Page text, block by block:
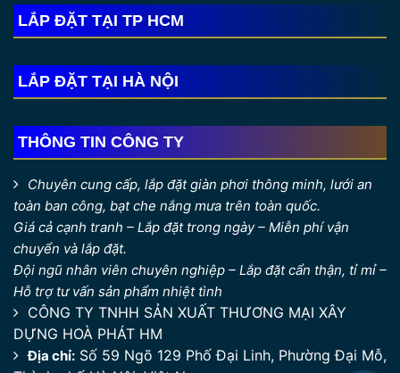
nhiều dòng sản phẩm khác.
đồng bạn đã có thể sử dụnggiàn phơi kéo ngang Duy
Lợichính hãng với nhiều tính năng tiện dụng. Đây có lẽ
hỏi một sản phẩm giá rẻ của thương hiệu lớn có chất
lượng tốt.
LẮP ĐẶT TẠI TP HCM
LẮP ĐẶT TẠI HÀ NỘI
THÔNG TIN CÔNG TY
Chuyên cung cấp, lắp đặt giàn phơi thông minh, lưới an
toàn ban công, bạt che nắng mưa trên toàn quốc.
Giá cả cạnh tranh – Lắp đặt trong ngày – Miễn phí vận
chuyển và lắp đặt.
Đội ngũ nhân viên chuyên nghiệp – Lắp đặt cẩn thận, tỉ mỉ –
Hỗ trợ tư vấn sản phẩm nhiệt tình
CÔNG TY TNHH SẢN XUẤT THƯƠNG MẠI XÂY
DỰNG HOÀ PHÁT HM
Địa chỉ: Số 59 Ngõ 129 Phố Đại Linh, Phường Đại Mỗ,